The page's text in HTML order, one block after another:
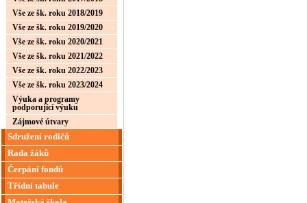
Vše ze šk. roku 2018/2019
Vše ze šk. roku 2019/2020
Vše ze šk. roku 2020/2021
Vše ze šk. roku 2021/2022
Vše ze šk. roku 2022/2023
Vše ze šk. roku 2023/2024
Výuka a programy
podporující výuku
Zájmové útvary
Sdružení rodičů
Rada žáků
Čerpání fondů
Třídní tabule